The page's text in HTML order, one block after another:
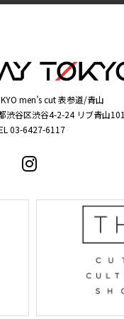
men’s cut 表参道/青山
渋谷区渋谷4-2-24 リブ青山101
03-6427-6117